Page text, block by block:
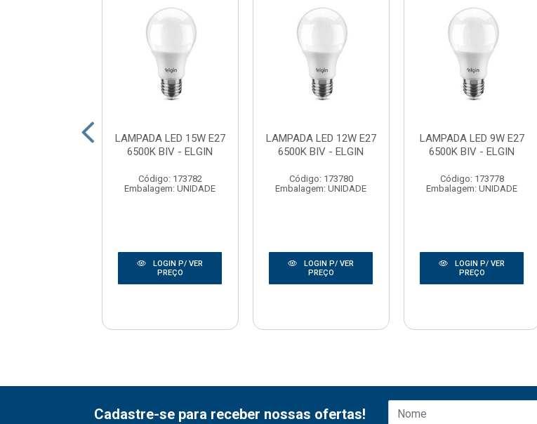
LAMPADA LED 15W E27
6500K BIV - ELGIN
Código: 173782
Embalagem: UNIDADE
LOGIN P/ VER
PREÇO
LAMPADA LED 12W E27
6500K BIV - ELGIN
Código: 173780
Embalagem: UNIDADE
LOGIN P/ VER
PREÇO
LAMPADA LED 9W E27
6500K BIV - ELGIN
Código: 173778
Embalagem: UNIDADE
LOGIN P/ VER
PREÇO
Cadastre-se para receber nossas ofertas!